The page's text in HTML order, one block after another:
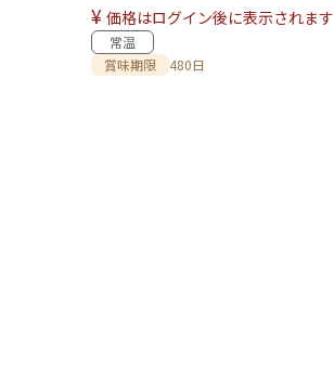
¥ 価格はログイン後に表示されます
常温
賞味期限
480日